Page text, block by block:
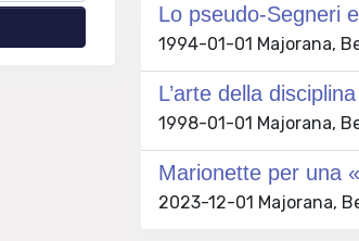
Lo pseudo-Segneri
1994-01-01 Majorana,
L’arte della
1998-01-01 Majorana,
Marionette per una
2023-12-01 Majorana,